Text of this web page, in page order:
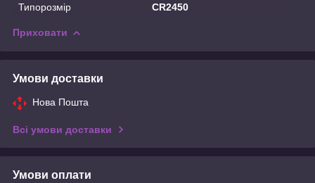
Типорозмір
CR2450
Приховати
Умови доставки
Нова Пошта
Всі умови доставки
Умови оплати